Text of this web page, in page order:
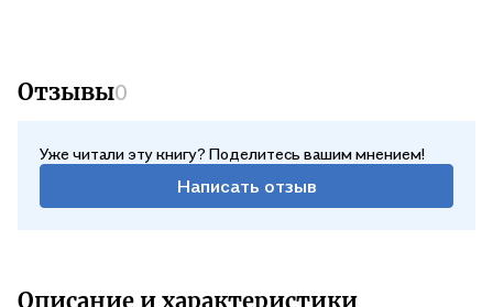
Отзывы0
Уже читали эту книгу? Поделитесь вашим мнением!
Написать отзыв
Описание и характеристики